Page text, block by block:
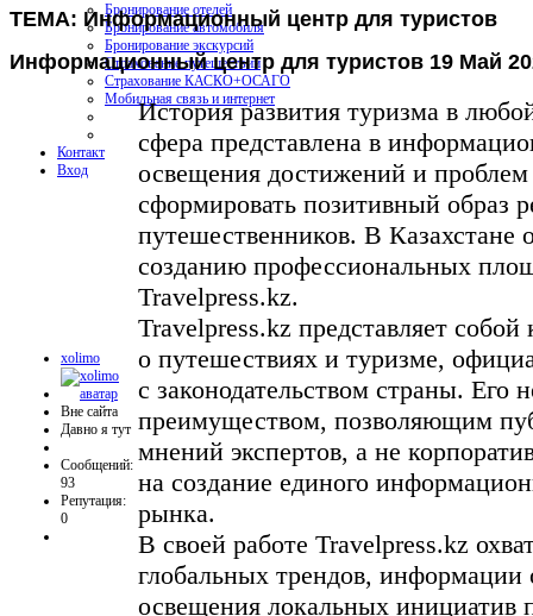
Бронирование отелей
Бронирование автомобиля
Бронирование экскурсий
Страхование путешествий
Страхование КАСКО+ОСАГО
Мобильная связь и интернет
Контакт
Вход
ТЕМА: Информационный центр для туристов
Информационный центр для туристов 19 Май
xolimo
Вне сайта
Давно я тут
Сообщений:
93
Репутация:
0
История развития туризма в
сфера представлена в
освещения достижений и
сформировать позитивный образ
путешественников. В Казахстане
созданию профессиональных
Travelpress.kz.
Travelpress.kz представляет
о путешествиях и туризме,
с законодательством страны. Его
преимуществом, позволяющим
мнений экспертов, а не
на создание единого
рынка.
В своей работе Travelpress.kz
глобальных трендов,
освещения локальных инициатив